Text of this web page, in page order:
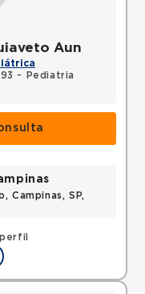
Aun
- Pediatria
Campinas, SP,